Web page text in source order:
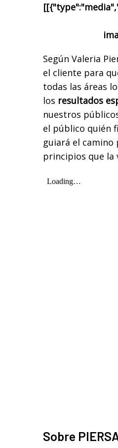
Según Valeria
el cliente para
todas las áreas
los resultados
nuestros
el público quién
guiará el camino
principios que la
Sobre